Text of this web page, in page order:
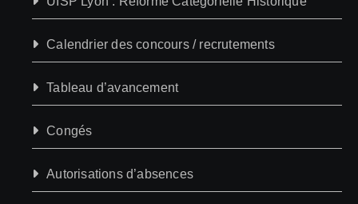
Calendrier des concours / recrutements
Tableau d’avancement
Congés
Autorisations d’absences